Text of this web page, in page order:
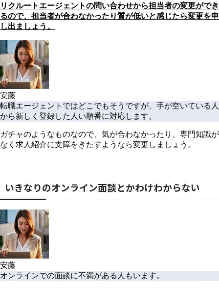
リクルートエージェントの問い合わせから担当者の変更ができ
るので、担当者が合わなかったり質が低いと感じたら変更を申
し出ましょう。
安藤
転職エージェントではどこでもそうですが、手が空いている人
から新しく登録した人い順番に対応します。
ガチャのようなものなので、気が合わなかったり、専門知識が
なく求人紹介に支障をきたすようなら変更しましょう。
いきなりのオンライン面談とかわけわからない
安藤
オンラインでの面談に不満がある人もいます。